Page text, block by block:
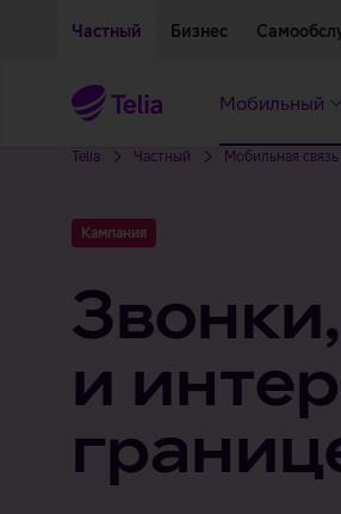
Частный Бизнес
Мобильный
Telia Частный Мобильная связь
Кампания
и